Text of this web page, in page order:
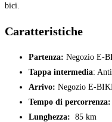
bici.
Caratteristiche
Partenza: Negozio E-
Tappa intermedia:
Arrivo: Negozio E-
Tempo di percorrenza:
Lunghezza: 85 km